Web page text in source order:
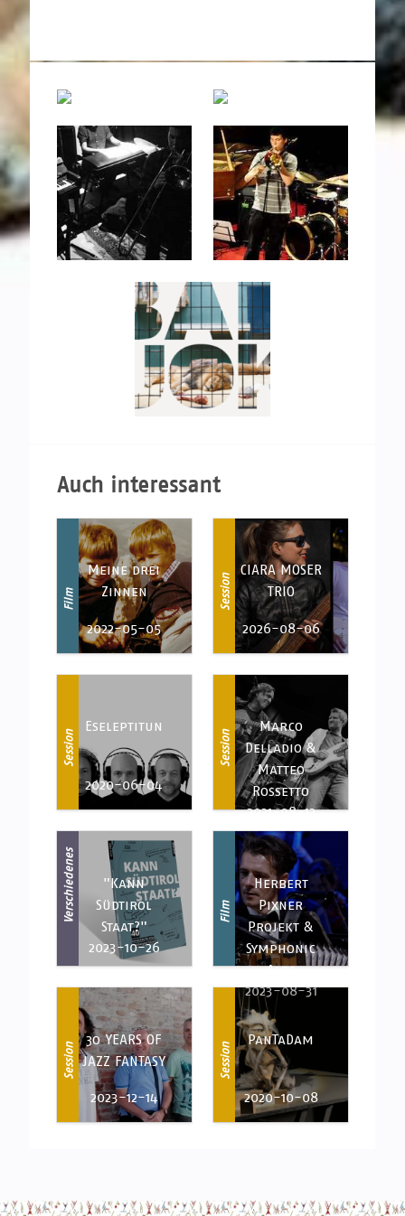
Auch interessant
Film
Meine drei
Zinnen
2022-05-05
Session
CIARA MOSER
TRIO
2026-08-06
Session
Eseleptitun
2020-06-04
Session
Marco
Delladio &
Matteo
Rossetto
2021-08-12
Verschiedenes
"Kann
Südtirol
Staat?"
2023-10-26
Film
Herbert
Pixner
Projekt &
Symphonic
Alps
2023-08-31
Session
30 YEARS OF
JAZZ FANTASY
2023-12-14
Session
PanTaDam
2020-10-08